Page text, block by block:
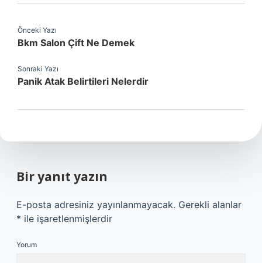
Önceki Yazı
Bkm Salon Çift Ne Demek
Sonraki Yazı
Panik Atak Belirtileri Nelerdir
Bir yanıt yazın
E-posta adresiniz yayınlanmayacak. Gerekli alanlar
* ile işaretlenmişlerdir
Yorum